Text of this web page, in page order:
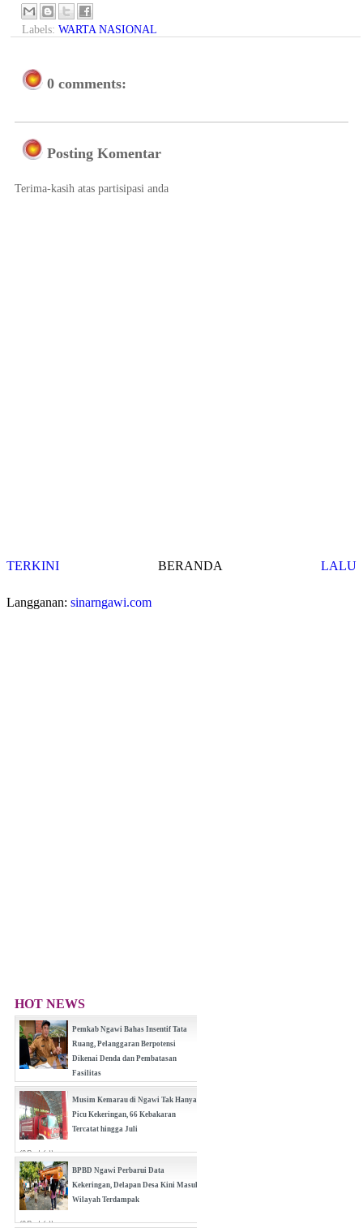
Labels: WARTA NASIONAL
0 comments:
Posting Komentar
Terima-kasih atas partisipasi anda
TERKINI LALU
BERANDA
Langganan: sinarngawi.com
HOT NEWS
Pemkab Ngawi Bahas Insentif Tata
Ruang, Pelanggaran Berpotensi
Dikenai Denda dan Pembatasan
Fasilitas
(0 Reply(s))
Musim Kemarau di Ngawi Tak Hanya
Picu Kekeringan, 66 Kebakaran
Tercatat hingga Juli
(0 Reply(s))
BPBD Ngawi Perbarui Data
Kekeringan, Delapan Desa Kini Masuk
Wilayah Terdampak
(0 Reply(s))